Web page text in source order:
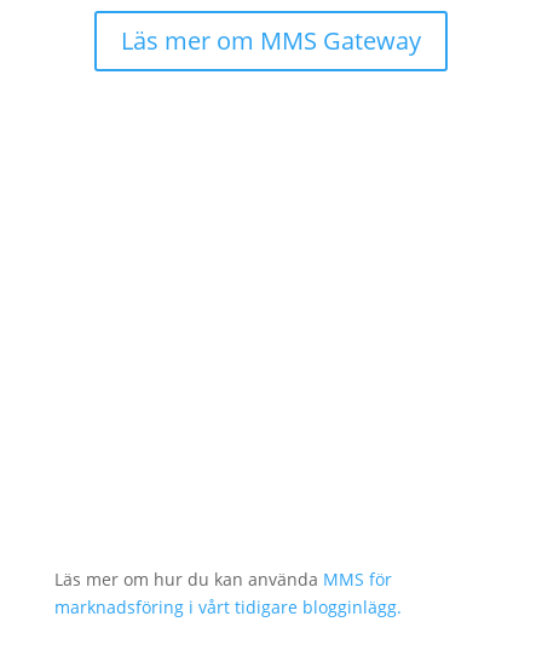
Läs mer om MMS Gateway
Läs mer om hur du kan använda MMS för
marknadsföring i vårt tidigare blogginlägg.